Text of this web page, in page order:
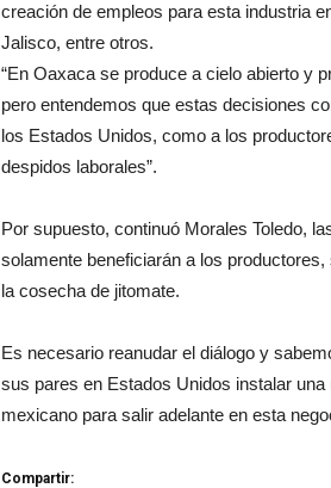
creación de empleos para esta industria
Jalisco, entre otros.
“En Oaxaca se produce a cielo abierto y
pero entendemos que estas decisiones
los Estados Unidos, como a los
despidos laborales”.
Por supuesto, continuó Morales Toledo,
solamente beneficiarán a los
la cosecha de jitomate.
Es necesario reanudar el diálogo y
sus pares en Estados Unidos instalar
mexicano para salir adelante en esta
Compartir: